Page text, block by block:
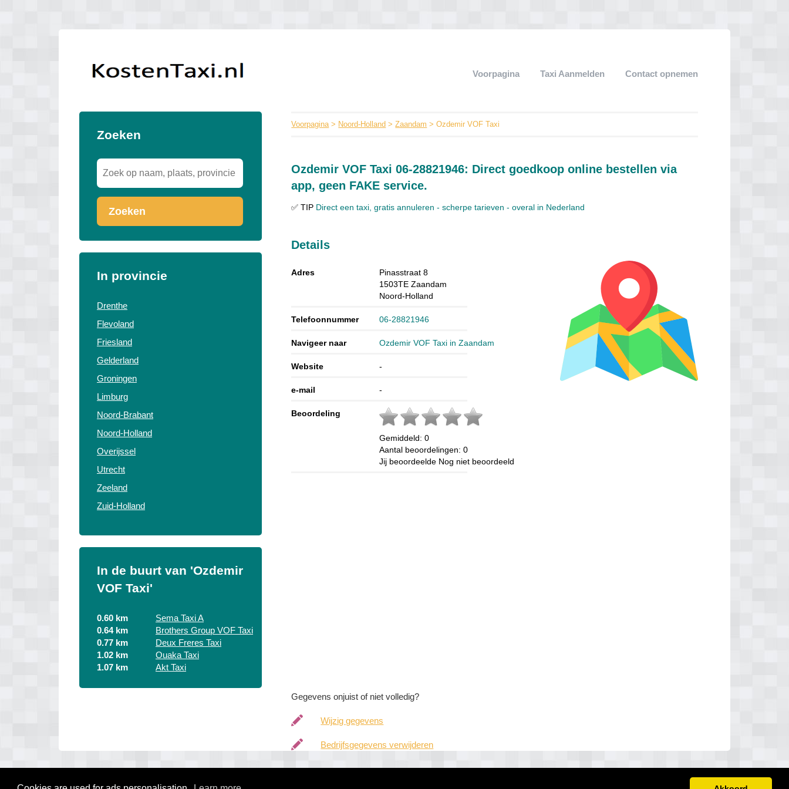
Voorpagina Taxi Aanmelden Contact opnemen
Zoeken
Zoeken
In provincie
Drenthe
Flevoland
Friesland
Gelderland
Groningen
Limburg
Noord-Brabant
Noord-Holland
Overijssel
Utrecht
Zeeland
Zuid-Holland
In de buurt van 'Ozdemir
VOF Taxi'
0.60 km
Sema Taxi A
0.64 km
Brothers Group VOF Taxi
0.77 km
Deux Freres Taxi
1.02 km
Ouaka Taxi
1.07 km
Akt Taxi
Voorpagina> Noord-Holland >Zaandam > Ozdemir VOF Taxi
Ozdemir VOF Taxi 06-28821946: Direct goedkoop online bestellen via
app, geen FAKE service.
✅ TIP Direct een taxi, gratis annuleren - scherpe tarieven - overal in Nederland
Details
Adres
Pinasstraat 8
1503TE Zaandam
Noord-Holland
Telefoonnummer 06-28821946
Navigeer naar Ozdemir VOF Taxi in Zaandam
Website -
e-mail -
Beoordeling
Gemiddeld:0
Aantal beoordelingen:0
Jij beoordeelde Nog niet beoordeeld
Gegevens onjuist of niet volledig?
Wijzig gegevens
Bedrijfsgegevens verwijderen